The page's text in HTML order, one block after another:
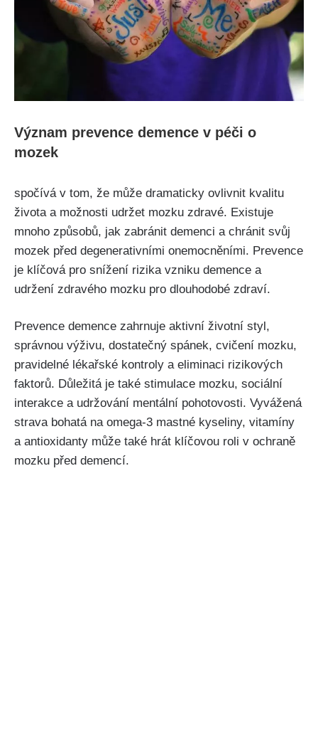
Význam prevence demence v péči o
mozek
spočívá v tom, že může dramaticky ovlivnit kvalitu
života a možnosti udržet mozku zdravé. Existuje
mnoho způsobů, jak zabránit demenci a chránit svůj
mozek před degenerativními onemocněními. Prevence
je klíčová pro snížení rizika vzniku demence a
udržení zdravého mozku pro dlouhodobé zdraví.
Prevence demence zahrnuje aktivní životní styl,
správnou výživu, dostatečný spánek, cvičení mozku,
pravidelné lékařské kontroly a eliminaci rizikových
faktorů. Důležitá je také stimulace mozku, sociální
interakce a udržování mentální pohotovosti. Vyvážená
strava bohatá na omega-3 mastné kyseliny, vitamíny
a antioxidanty může také hrát klíčovou roli v ochraně
mozku před demencí.